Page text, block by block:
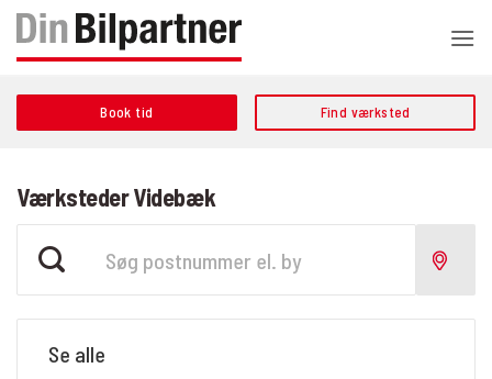
Fortsæt
indhold
Book tid Find værksted
Værksteder Videbæk